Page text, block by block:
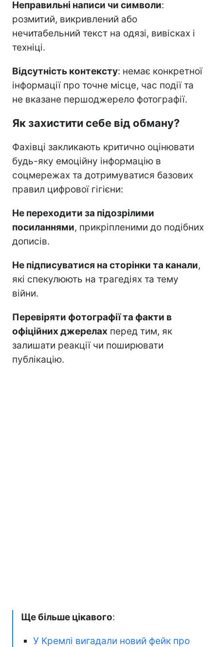
Неправильні написи чи символи:
розмитий, викривлений або
нечитабельний текст на одязі, вивісках і
техніці.
Відсутність контексту: немає конкретної
інформації про точне місце, час події та
не вказане першоджерело фотографії.
Як захистити себе від обману?
Фахівці закликають критично оцінювати
будь-яку емоційну інформацію в
соцмережах та дотримуватися базових
правил цифрової гігієни:
Не переходити за підозрілими
посиланнями, прикріпленими до подібних
дописів.
Не підписуватися на сторінки та канали,
які спекулюють на трагедіях та тему
війни.
Перевіряти фотографії та факти в
офіційних джерелах перед тим, як
залишати реакції чи поширювати
публікацію.
Ще більше цікавого:
У Кремлі вигадали новий фейк про